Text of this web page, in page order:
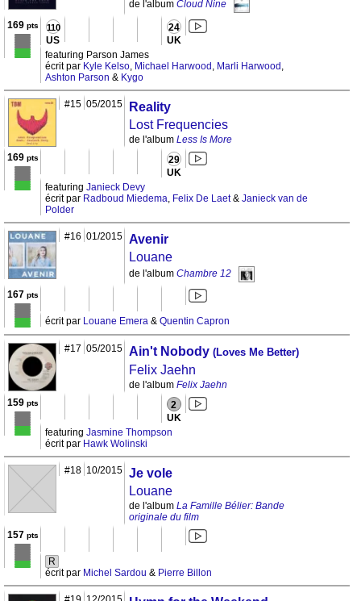
de l'album Cloud Nine
169pts
110
US
24
UK
featuring Parson James
écrit par Kyle Kelso, Michael Harwood , Marli Harwood ,
Ashton Parson & Kygo
#15 05/2015
Reality
Lost Frequencies
de l'album Less Is More
169pts 29
UK
featuring Janieck Devy
écrit par Radboud Miedema, Felix De Laet& Janieck van de
Polder
#16 01/2015 Avenir
Louane
de l'album Chambre 12
167 pts
écrit par Louane Emera & Quentin Capron
#17 05/2015 Ain't Nobody (Loves Me Better)
Felix Jaehn
de l'album Felix Jaehn
159pts 2
UK
featuring Jasmine Thompson
écrit par Hawk Wolinski
#18 10/2015 Je vole
Louane
de l'album La Famille Bélier: Bande
originale du film
157 pts
R
écrit par Michel Sardou & Pierre Billon